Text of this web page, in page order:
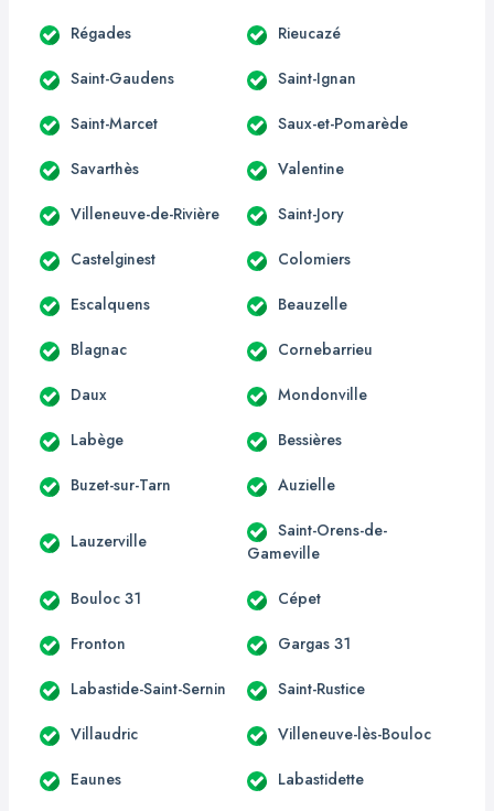
Régades Rieucazé
Saint-Gaudens Saint-Ignan
Saint-Marcet Saux-et-Pomarède
Savarthès Valentine
Villeneuve-de-Rivière Saint-Jory
Castelginest Colomiers
Escalquens Beauzelle
Blagnac Cornebarrieu
Daux Mondonville
Labège Bessières
Buzet-sur-Tarn Auzielle
Lauzerville
Saint-Orens-de-
Gameville
Bouloc 31 Cépet
Fronton Gargas 31
Labastide-Saint-Sernin Saint-Rustice
Villaudric Villeneuve-lès-Bouloc
Eaunes Labastidette